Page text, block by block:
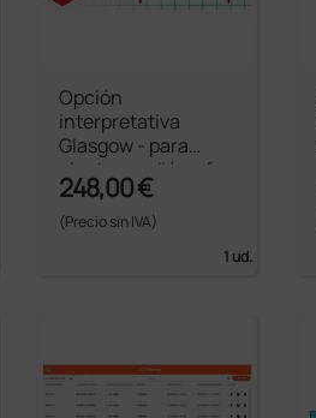
Opción
interpretativa
Glasgow - para
electrocardiógrafos
Cardioline Serie
200
248,00 €
(Precio sin IVA)
1 ud.